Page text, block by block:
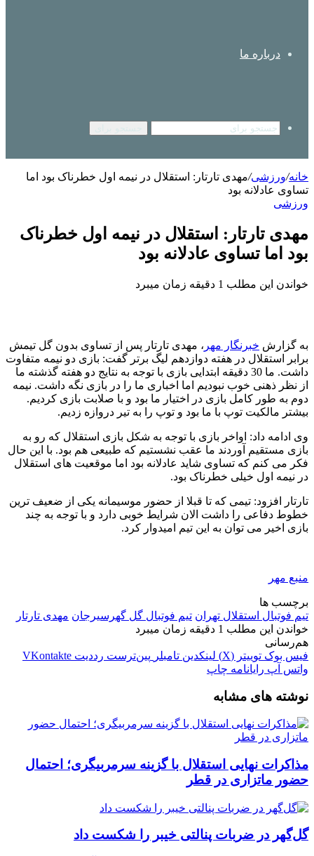
درباره ما
خانه/ورزشی/مهدی تارتار: استقلال در نیمه اول خطرناک بود اما
تساوی عادلانه بود
ورزشی
مهدی تارتار: استقلال در نیمه اول خطرناک
بود اما تساوی عادلانه بود
خواندن این مطلب 1 دقیقه زمان میبرد
به گزارش خبرنگار مهر ، مهدی تارتار پس از تساوی بدون گل تیمش
برابر استقلال در هفته دوازدهم لیگ برتر گفت: بازی دو نیمه متفاوت
داشت. ما 30 دقیقه ابتدایی بازی با توجه به نتایج دو هفته گذشته ما
از نظر ذهنی خوب نبودیم اما اخباری ما را در بازی نگه داشت. نیمه
دوم به طور کامل بازی در اختیار ما بود و با صلابت بازی کردیم.
بیشتر مالکیت توپ با ما بود و توپ را به تیر دروازه زدیم.
وی ادامه داد: اواخر بازی با توجه به شکل بازی استقلال که رو به
بازی مستقیم آوردند ما عقب نشستیم که طبیعی هم بود. با این حال
فکر می کنم که تساوی شاید عادلانه بود اما موقعیت های استقلال
در نیمه اول خیلی خطرناک بود.
تارتار افزود: تیمی که تا قبلا از حضور موسیمانه یکی از ضعیف ترین
خطوط دفاعی را داشت الان شرایط خوبی دارد و با توجه به چند
بازی اخیر می توان به این تیم امیدوار کرد.
منبع مهر
برچسب ها
تیم فوتبال استقلال تهران تیم فوتبال گل گهرسیرجان مهدی تارتار
خواندن این مطلب 1 دقیقه زمان میبرد
هم‌رسانی
فیس بوک توییتر (X) لینکدین ‫تامبلر ‫پین‌ترست ‫رددیت ‫VKontakte
واتس آپ رایانامه چاپ
نوشته های مشابه
مذاکرات نهایی استقلال با گزینه سرمربیگری؛ احتمال
حضور ماتزاری در قطر
گل‌گهر در ضربات پنالتی خیبر را شکست داد